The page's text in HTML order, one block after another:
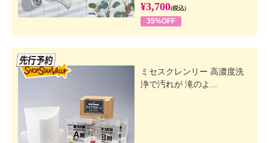
¥3,700(税込)
35%OFF
ミセスクレンリー 高濃度洗
浄で汚れが 滝のよ...